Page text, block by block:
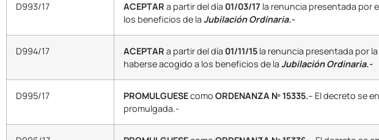
D993/17 ACEPTAR a partir del día 01/03/17 la renuncia presentada por
los beneficios de laJubilación Ordinaria.-
D994/17 ACEPTAR a partir del día 01/11/15 la renuncia presentada por
haberse acogido a los beneficios de laJubilación Ordinaria.-
D995/17 PROMULGUESEcomo ORDENANZA Nº 15335.– El decreto se
promulgada.-